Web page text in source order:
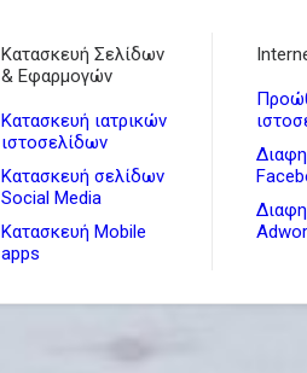
Κατασκευή Σελίδων
& Εφαρμογών
Κατασκευή ιατρικών
ιστοσελίδων
Κατασκευή σελίδων
Social Media
Κατασκευή Mobile
apps